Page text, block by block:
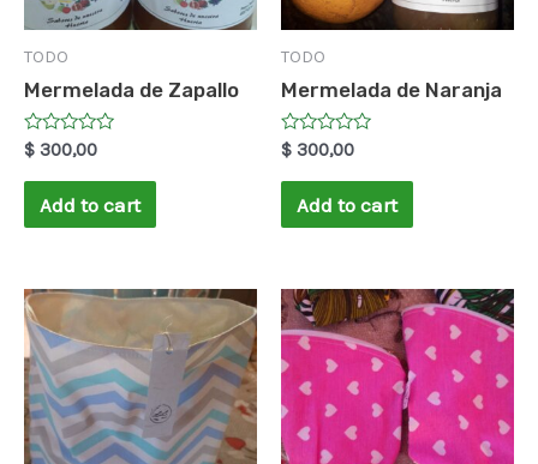
TODO
Mermelada de Zapallo
Rated
0
out
$ 300,00
Add to cart
TODO
Mermelada de Naranja
Rated
0
out
$ 300,00
Add to cart